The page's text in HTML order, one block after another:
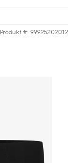
Produkt #: 99925202012